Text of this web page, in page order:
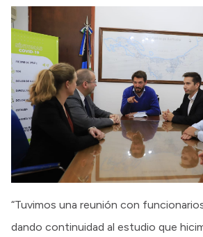
“Tuvimos una reunión con
dando continuidad al estudio que